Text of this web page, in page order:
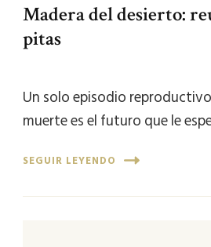
Madera del desierto:
pitas
Un solo episodio
muerte es el futuro que le
SEGUIR LEYENDO